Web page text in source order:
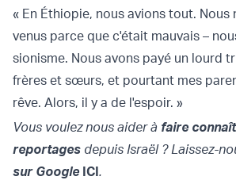
« En Éthiopie, nous avions tout. Nous
venus parce que c'était mauvais –
sionisme. Nous avons payé un lourd
frères et sœurs, et pourtant mes
rêve. Alors, il y a de l'espoir. »
Vous voulez nous aider à faire
reportages depuis Israël ? Laissez-
sur Google ICI.